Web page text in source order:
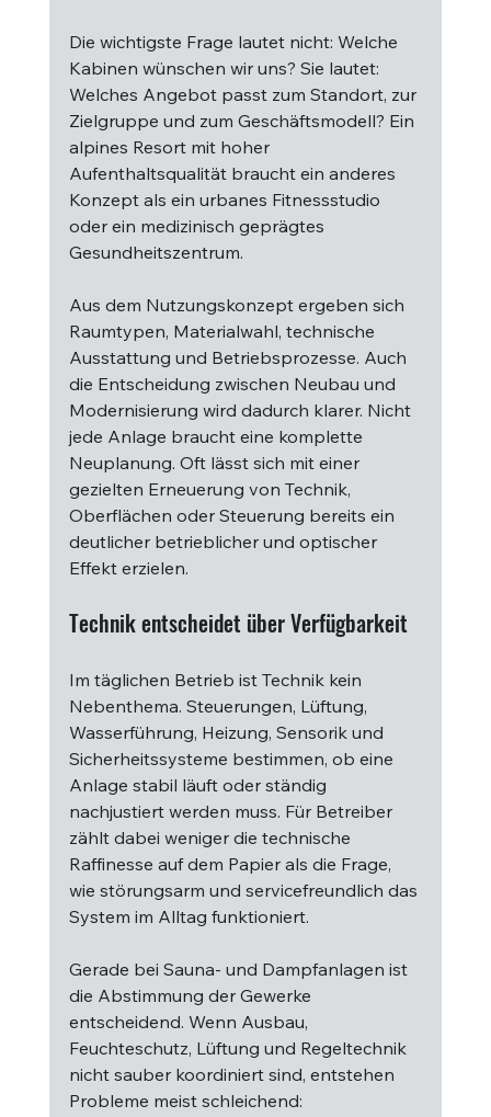
Die wichtigste Frage lautet nicht: Welche
Kabinen wünschen wir uns? Sie lautet:
Welches Angebot passt zum Standort, zur
Zielgruppe und zum Geschäftsmodell? Ein
alpines Resort mit hoher
Aufenthaltsqualität braucht ein anderes
Konzept als ein urbanes Fitnessstudio
oder ein medizinisch geprägtes
Gesundheitszentrum.
Aus dem Nutzungskonzept ergeben sich
Raumtypen, Materialwahl, technische
Ausstattung und Betriebsprozesse. Auch
die Entscheidung zwischen Neubau und
Modernisierung wird dadurch klarer. Nicht
jede Anlage braucht eine komplette
Neuplanung. Oft lässt sich mit einer
gezielten Erneuerung von Technik,
Oberflächen oder Steuerung bereits ein
deutlicher betrieblicher und optischer
Effekt erzielen.
Technik entscheidet über Verfügbarkeit
Im täglichen Betrieb ist Technik kein
Nebenthema. Steuerungen, Lüftung,
Wasserführung, Heizung, Sensorik und
Sicherheitssysteme bestimmen, ob eine
Anlage stabil läuft oder ständig
nachjustiert werden muss. Für Betreiber
zählt dabei weniger die technische
Raffinesse auf dem Papier als die Frage,
wie störungsarm und servicefreundlich das
System im Alltag funktioniert.
Gerade bei Sauna- und Dampfanlagen ist
die Abstimmung der Gewerke
entscheidend. Wenn Ausbau,
Feuchteschutz, Lüftung und Regeltechnik
nicht sauber koordiniert sind, entstehen
Probleme meist schleichend: